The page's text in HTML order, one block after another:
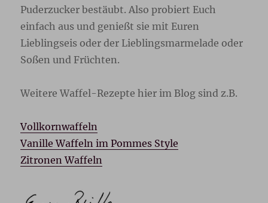
Puderzucker bestäubt. Also probiert Euch
einfach aus und genießt sie mit Euren
Lieblingseis oder der Lieblingsmarmelade oder
Soßen und Früchten.
Weitere Waffel-Rezepte hier im Blog sind z.B.
Vollkornwaffeln
Vanille Waffeln im Pommes Style
Zitronen Waffeln